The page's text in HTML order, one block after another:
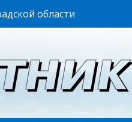
области